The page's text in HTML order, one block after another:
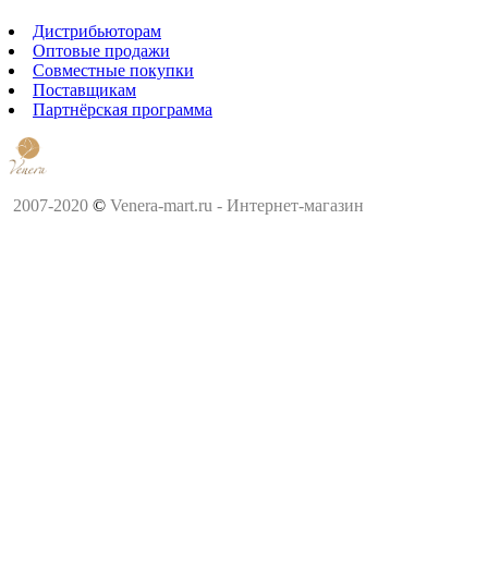
Дистрибьюторам
Оптовые продажи
Совместные покупки
Поставщикам
Партнёрская программа
2007-2020 © Venera-mart.ru - Интернет-магазин